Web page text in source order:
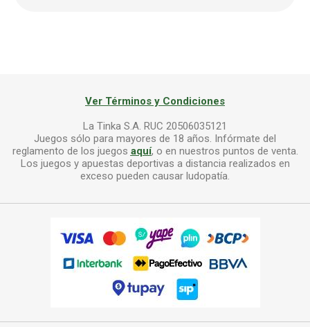
Ver Términos y Condiciones
La Tinka S.A. RUC 20506035121
Juegos sólo para mayores de 18 años. Infórmate del
reglamento de los juegos aquí, o en nuestros puntos de venta.
Los juegos y apuestas deportivas a distancia realizados en
exceso pueden causar ludopatía.